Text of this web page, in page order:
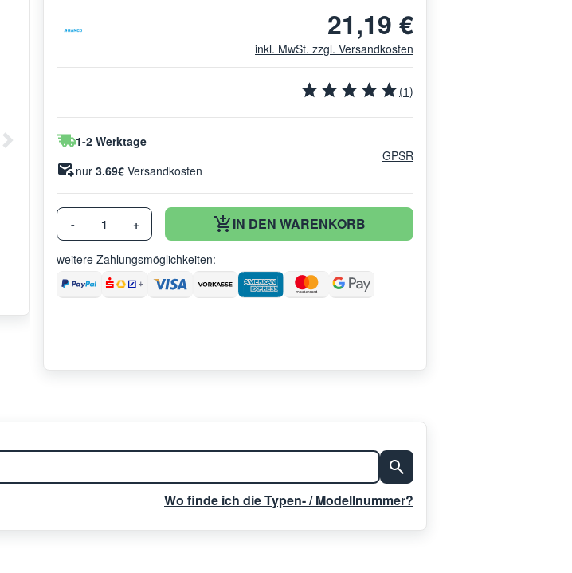
21,19 €
inkl. MwSt. zzgl. Versandkosten
(1)
1-2 Werktage
nur 3.69€ Versandkosten
GPSR
- + IN DEN WARENKORB
weitere Zahlungsmöglichkeiten:
Wo finde ich die Typen- / Modellnummer?